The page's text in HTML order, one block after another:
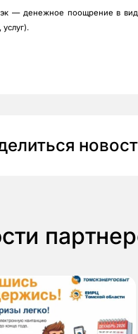
— денежное поощрение в виде
услуг).